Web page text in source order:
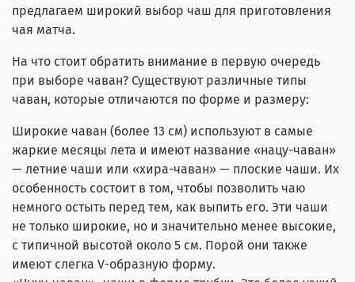
предлагаем широкий выбор чаш для приготовления
чая матча.
На что стоит обратить внимание в первую очередь
при выборе чаван? Существуют различные типы
чаван, которые отличаются по форме и размеру:
Широкие чаван (более 13 см) используют в самые
жаркие месяцы лета и имеют название «нацу-чаван»
— летние чаши или «хира-чаван» — плоские чаши. Их
особенность состоит в том, чтобы позволить чаю
немного остыть перед тем, как выпить его. Эти чаши
не только широкие, но и значительно менее высокие,
с типичной высотой около 5 см. Порой они также
имеют слегка V-образную форму.